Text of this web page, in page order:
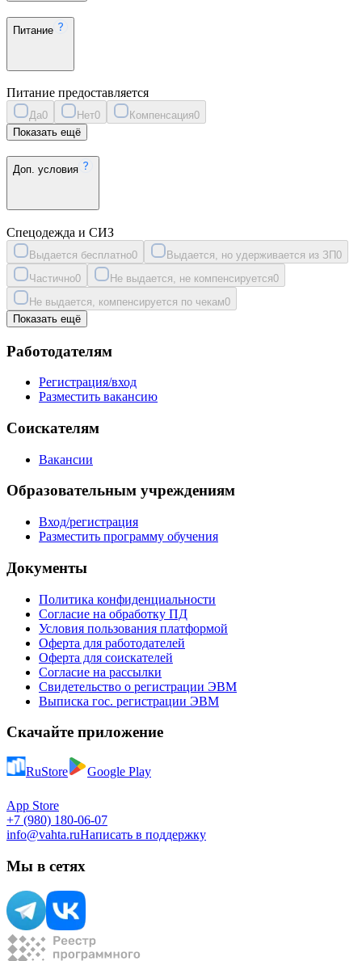
Питание
Питание предоставляется
Да0 Нет0 Компенсация0
Показать ещё
Доп. условия
Спецодежда и СИЗ
Выдается бесплатно0 Выдается, но удерживается из ЗП0
Частично0 Не выдается, не компенсируется0
Не выдается, компенсируется по чекам0
Показать ещё
Работодателям
Регистрация/вход
Разместить вакансию
Соискателям
Вакансии
Образовательным учреждениям
Вход/регистрация
Разместить программу обучения
Документы
Политика конфиденциальности
Согласие на обработку ПД
Условия пользования платформой
Оферта для работодателей
Оферта для соискателей
Согласие на рассылки
Свидетельство о регистрации ЭВМ
Выписка гос. регистрации ЭВМ
Скачайте приложение
RuStore Google Play
App Store
+7 (980) 180-06-07
info@vahta.ruНаписать в поддержку
Мы в сетях